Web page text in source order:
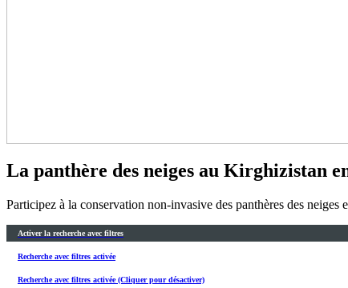
La panthère des neiges au Kirghizistan
Participez à la conservation non-invasive des panthères des
Activer la recherche avec filtres
Recherche avec filtres activée
Recherche avec filtres activée (Cliquer pour désactiver)